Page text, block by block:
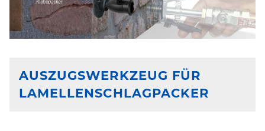
AUSZUGSWERKZEUG FÜR
LAMELLENSCHLAGPACKER